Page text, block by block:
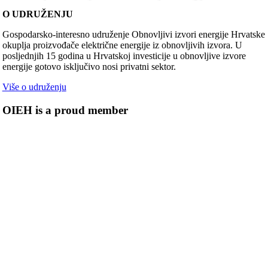
O UDRUŽENJU
Gospodarsko-interesno udruženje Obnovljivi izvori energije Hrvatske
okuplja proizvođače električne energije iz obnovljivih izvora. U
posljednjih 15 godina u Hrvatskoj investicije u obnovljive izvore
energije gotovo isključivo nosi privatni sektor.
Više o udruženju
OIEH is a proud member